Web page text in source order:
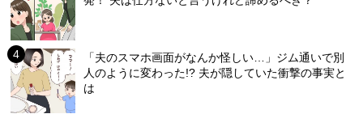
「夫のスマホ画面がなんか怪しい…」ジム通いで別
人のように変わった!? 夫が隠していた衝撃の事実と
は